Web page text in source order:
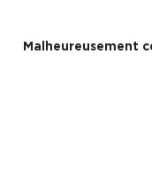
Malheureusement